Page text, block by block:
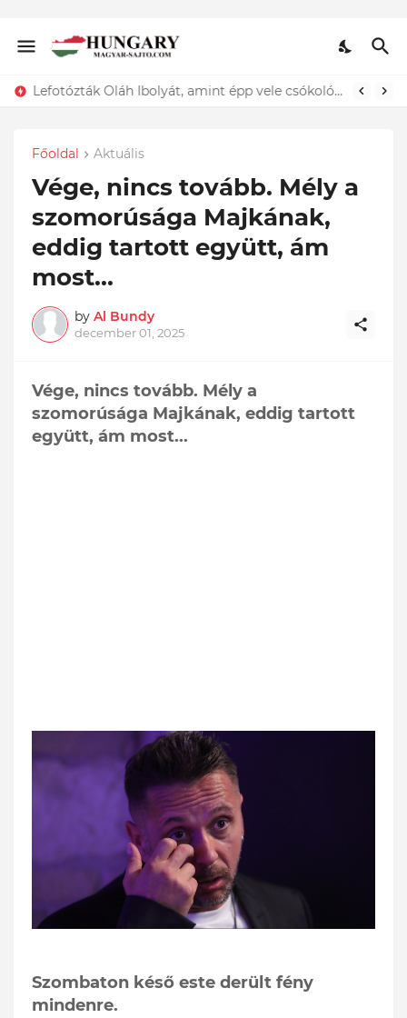
Lefotózták Oláh Ibolyát, amint épp vele csókolózik - EZT nem hiszed el, kinek a karjában kötött ki...ÍME
Főoldal Aktuális
Vége, nincs tovább. Mély a
szomorúsága Majkának,
eddig tartott együtt, ám
most...
by Al Bundy
december 01, 2025
Vége, nincs tovább. Mély a
szomorúsága Majkának, eddig tartott
együtt, ám most...
Szombaton késő este derült fény
mindenre.